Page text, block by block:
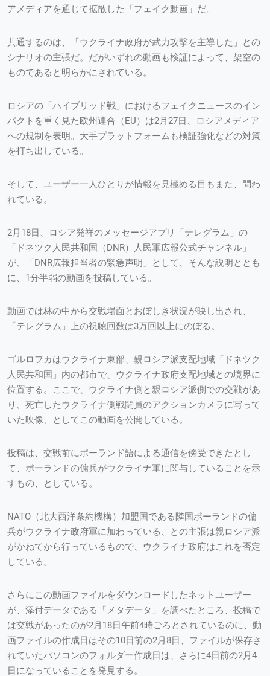
アメディアを通じて拡散した「フェイク動画」だ。
共通するのは、「ウクライナ政府が武力攻撃を主導した」との
シナリオの主張だ。だがいずれの動画も検証によって、架空の
ものであると明らかにされている。
ロシアの「ハイブリッド戦」におけるフェイクニュースのイン
パクトを重く見た欧州連合（EU）は2月27日、ロシアメディア
への規制を表明。大手プラットフォームも検証強化などの対策
を打ち出している。
そして、ユーザー一人ひとりが情報を見極める目もまた、問わ
れている。
2月18日、ロシア発祥のメッセージアプリ「テレグラム」の
「ドネツク人民共和国（DNR）人民軍広報公式チャンネル」
が、「DNR広報担当者の緊急声明」として、そんな説明ととも
に、1分半弱の動画を投稿している。
動画では林の中から交戦場面とおぼしき状況が映し出され、
「テレグラム」上の視聴回数は3万回以上にのぼる。
ゴルロフカはウクライナ東部、親ロシア派支配地域「ドネツク
人民共和国」内の都市で、ウクライナ政府支配地域との境界に
位置する。ここで、ウクライナ側と親ロシア派側での交戦があ
り、死亡したウクライナ側戦闘員のアクションカメラに写って
いた映像、としてこの動画を公開している。
投稿は、交戦前にポーランド語による通信を傍受できたとし
て、ポーランドの傭兵がウクライナ軍に関与していることを示
すもの、としている。
NATO（北大西洋条約機構）加盟国である隣国ポーランドの傭
兵がウクライナ政府軍に加わっている、との主張は親ロシア派
がかねてから行っているもので、ウクライナ政府はこれを否定
している。
さらにこの動画ファイルをダウンロードしたネットユーザー
が、添付データである「メタデータ」を調べたところ、投稿で
は交戦があったのが2月18日午前4時ごろとされているのに、動
画ファイルの作成日はその10日前の2月8日、ファイルが保存さ
れていたパソコンのフォルダー作成日は、さらに4日前の2月4
日になっていることを発見する。